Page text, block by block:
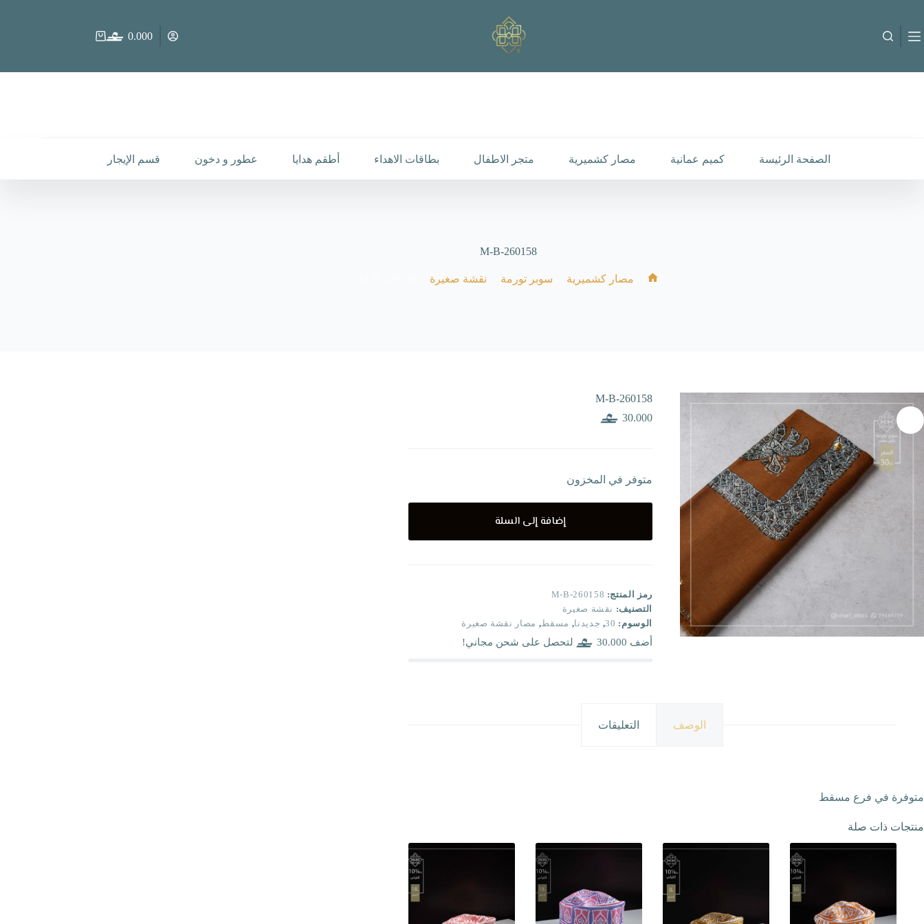
المحتوىM-B-260158
عربة
0.000
الصفحة الرئيسة كميم عمانية مصار كشميرية متجر الاطفال بطاقات الاهداء أطقم هدايا عطور و دخون قسم الإيجار
M-B-260158
مصار كشميرية سوبر تورمة نقشة صغيرة
M-B-260158
30.000
متوفر في المخزون
إضافة إلى السلة
رمز المنتج: M-B-260158
التصنيف: نقشة صغيرة
الوسوم: 30
, جديدنا, مسقط, مصار نقشة صغيرة
أضف 30.000 لتحصل على شحن مجاني!
الوصف التعليقات
متوفرة في فرع مسقط
منتجات ذات صلة